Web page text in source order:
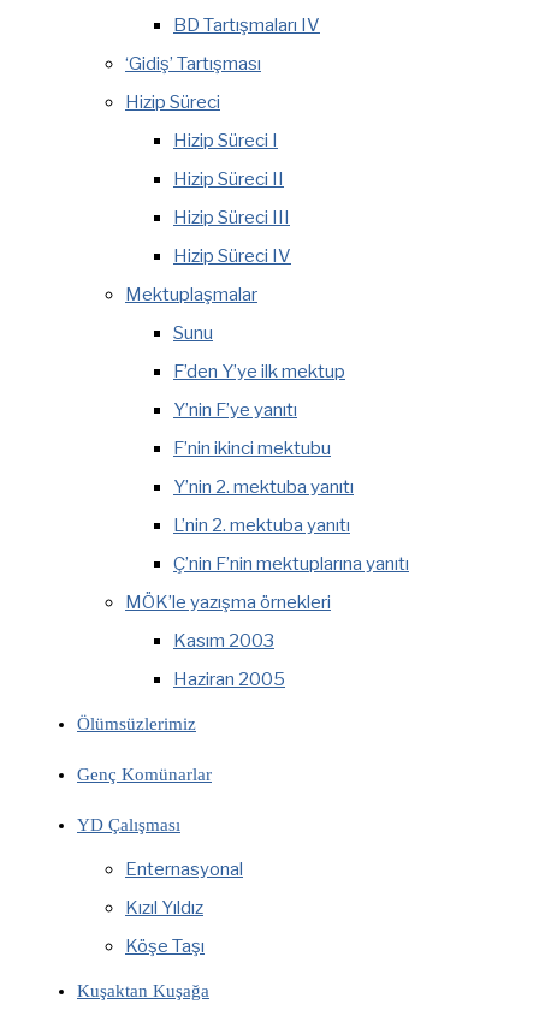
BD Tartışmaları IV
‘Gidiş’ Tartışması
Hizip Süreci
Hizip Süreci I
Hizip Süreci II
Hizip Süreci III
Hizip Süreci IV
Mektuplaşmalar
Sunu
F’den Y’ye ilk mektup
Y’nin F’ye yanıtı
F’nin ikinci mektubu
Y’nin 2. mektuba yanıtı
L’nin 2. mektuba yanıtı
Ç’nin F’nin mektuplarına yanıtı
MÖK’le yazışma örnekleri
Kasım 2003
Haziran 2005
Ölümsüzlerimiz
Genç Komünarlar
YD Çalışması
Enternasyonal
Kızıl Yıldız
Köşe Taşı
Kuşaktan Kuşağa